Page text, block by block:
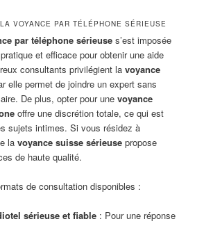
VOYANCE PAR TÉLÉPHONE SÉRIEUSE
par téléphone sérieuse s’est imposée
et efficace pour obtenir une aide
consultants privilégient lavoyance
elle permet de joindre un expert sans
De plus, opter pour unevoyance
offre une discrétion totale, ce qui est
sujets intimes. Si vous résidez à
lavoyance suisse sérieuse propose
de haute qualité.
de consultation disponibles :
sérieuse et fiable: Pour une réponse